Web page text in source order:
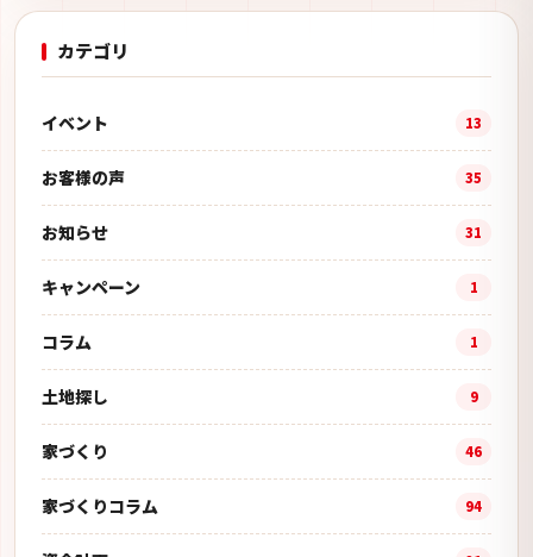
カテゴリ
イベント 13
お客様の声 35
お知らせ 31
キャンペーン 1
コラム 1
土地探し 9
家づくり 46
家づくりコラム 94